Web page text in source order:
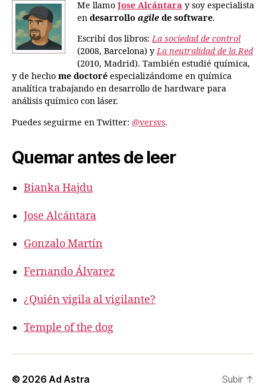
Me llamo Jose Alcántara y soy especialista
en desarrollo agile de software.
Escribí dos libros:La sociedad de control
(2008, Barcelona) yLa neutralidad de la Red
(2010, Madrid). También estudié química,
y de hecho me doctoré especializándome en química
analítica trabajando en desarrollo de hardware para
análisis químico con láser.
Puedes seguirme en Twitter: @versvs.
Quemar antes de leer
Bianka Hajdu
Jose Alcántara
Gonzalo Martín
Fernando Álvarez
¿Quién vigila al vigilante?
Temple of the dog
© 2026 Ad Astra Subir ↑